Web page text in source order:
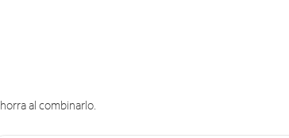
al combinarlo.